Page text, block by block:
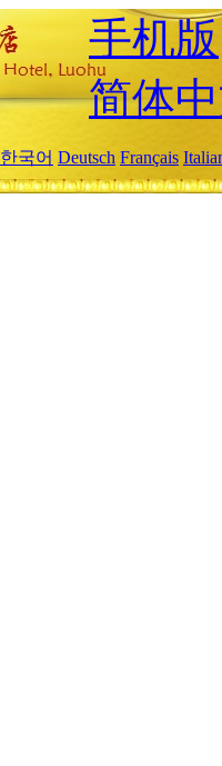
手机版
简体
한국어 Deutsch Français